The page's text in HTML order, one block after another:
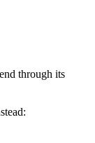
through its